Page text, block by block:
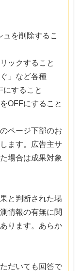
ュを削除するこ
ックすること
」など各種
にすること
OFFにすること
ページ下部のお
ます。広告主サ
場合は成果対象
と判断された場
情報の有無に関
ります。あらか
だいても回答で